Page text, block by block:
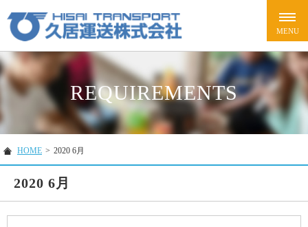
REQUIREMENTS
HOME > 2020 6月
2020 6月